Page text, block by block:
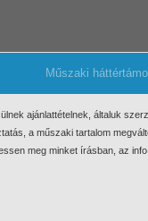
Műszaki
ajánlattételnek, általuk
a műszaki tartalom
meg minket írásban, az